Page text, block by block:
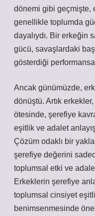
dönemi gibi geçmişte,
genellikle toplumda
dayalıydı. Bir erkeğin
gücü, savaşlardaki
gösterdiği performansa
Ancak günümüzde,
dönüştü. Artık
ötesinde, şerefiye
eşitlik ve adalet
Çözüm odaklı bir
şerefiye değerini
toplumsal etki ve
Erkeklerin şerefiye
toplumsal cinsiyet
benimsenmesinde